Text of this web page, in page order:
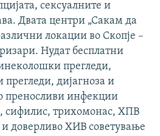
сексуалните и
Двата центри „Сакам да
локации во Скопје –
Нудат бесплатни
прегледи,
дијагноза и
преносливи инфекции
сифилис, трихомонас, ХПВ
доверливо ХИВ советување